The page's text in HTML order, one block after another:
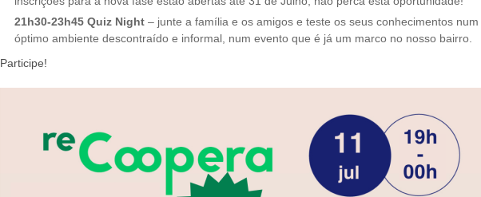
21h30-23h45 Quiz Night – junte a família e os amigos e teste os seus conhecimentos num
óptimo ambiente descontraído e informal, num evento que é já um marco no nosso bairro.
Participe!